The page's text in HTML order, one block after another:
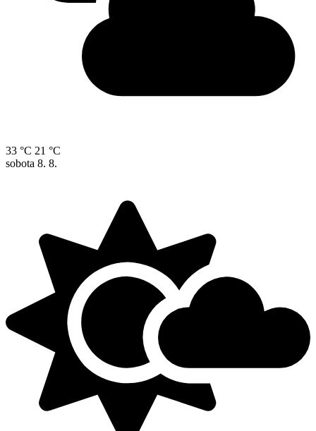
33 °C 21 °C
sobota 8. 8.